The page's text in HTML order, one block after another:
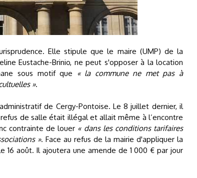
Elle stipule que le maire (UMP) de la
Eustache-Brinio, ne peut s'opposer à la location
sous motif que
« la commune ne met pas à
».
de Cergy-Pontoise. Le 8 juillet dernier, il
de salle était illégal et allait même à l’encontre
contrainte de louer « dans les conditions tarifaires
». Face au refus de la mairie d'appliquer la
16 août. Il ajoutera une amende de 1 000 € par jour